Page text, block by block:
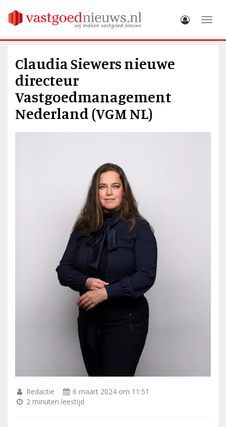
Claudia Siewers nieuwe
directeur
Vastgoedmanagement
Nederland (VGM NL)
Redactie
6 maart 2024 om 11:51
2 minuten leestijd